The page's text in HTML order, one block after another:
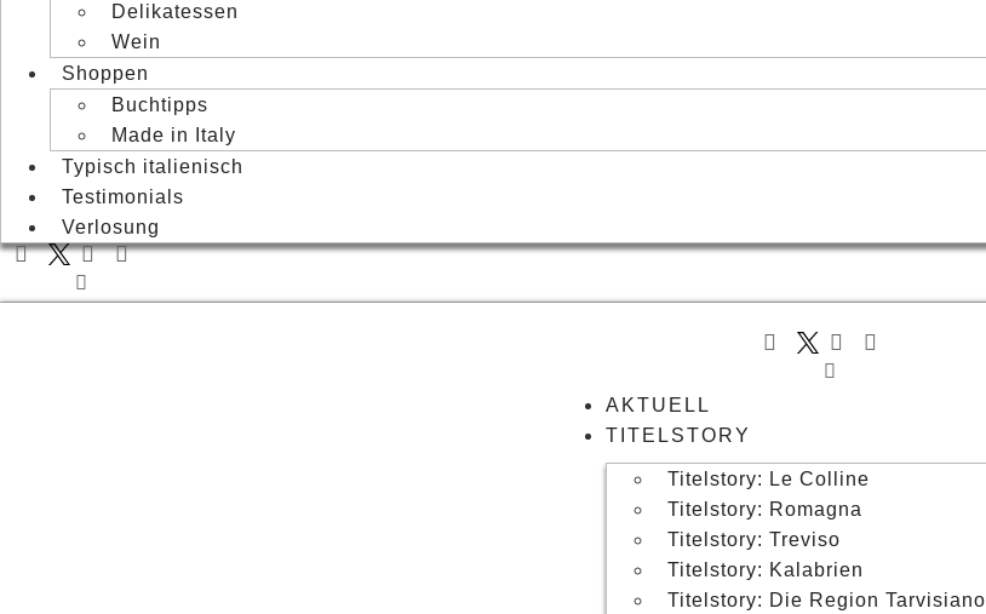
Delikatessen
Wein
Shoppen
Buchtipps
Made in Italy
Typisch italienisch
Testimonials
Verlosung
AKTUELL
TITELSTORY
Titelstory: Le Colline
Titelstory: Romagna
Titelstory: Treviso
Titelstory: Kalabrien
Titelstory: Die Region Tarvisiano